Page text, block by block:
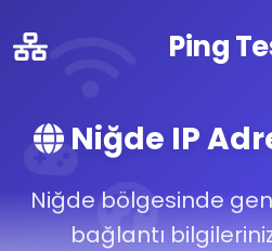
Ping
Niğde IP
Niğde bölgesinde
bağlantı